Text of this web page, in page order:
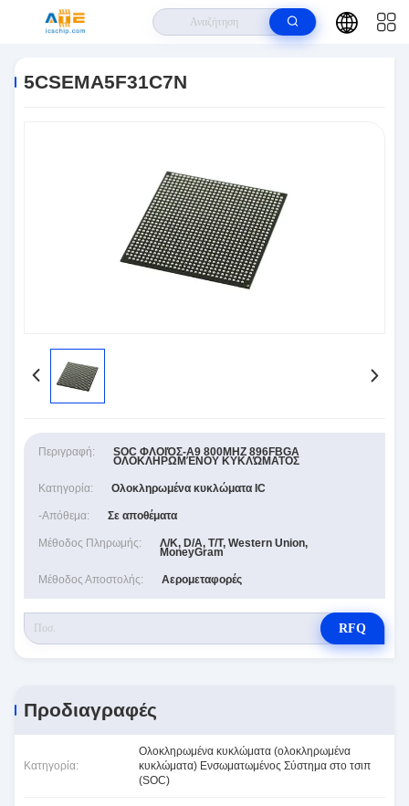
5CSEMA5F31C7N
Περιγραφή: SOC ΦΛΟΙΌΣ-A9 800MHZ 896FBGA
ΟΛΟΚΛΗΡΩΜΈΝΟΥ ΚΥΚΛΏΜΑΤΟΣ
Κατηγορία: Ολοκληρωμένα κυκλώματα IC
-απόθεμα: Σε αποθέματα
Μέθοδος Πληρωμής: Λ/Κ, D/A, T/T, Western Union,
MoneyGram
Μέθοδος Αποστολής: Αερομεταφορές
RFQ
Προδιαγραφές
Κατηγορία:
Ολοκληρωμένα κυκλώματα (ολοκληρωμένα
κυκλώματα) Ενσωματωμένος Σύστημα στο τσιπ
(SOC)